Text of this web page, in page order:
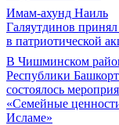
Имам-ахунд Наиль
Галяутдинов принял
в патриотической
В Чишминском
Республики
состоялось
«Семейные
Исламе»